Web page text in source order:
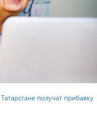
получат прибавку